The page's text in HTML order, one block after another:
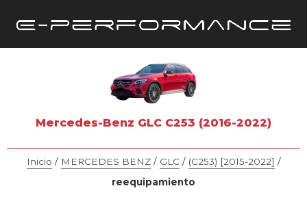
Mercedes-Benz GLC C253 (2016-2022)
Inicio / MERCEDES BENZ/ GLC/ (C253) [2015-2022] /
reequipamiento